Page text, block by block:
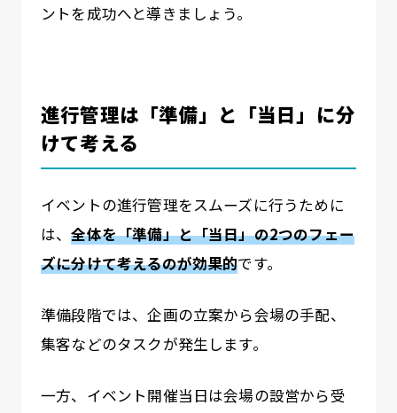
ントを成功へと導きましょう。
進行管理は「準備」と「当日」に分
けて考える
イベントの進行管理をスムーズに行うために
は、全体を「準備」と「当日」の2つのフェー
ズに分けて考えるのが効果的です。
準備段階では、企画の立案から会場の手配、
集客などのタスクが発生します。
一方、イベント開催当日は会場の設営から受